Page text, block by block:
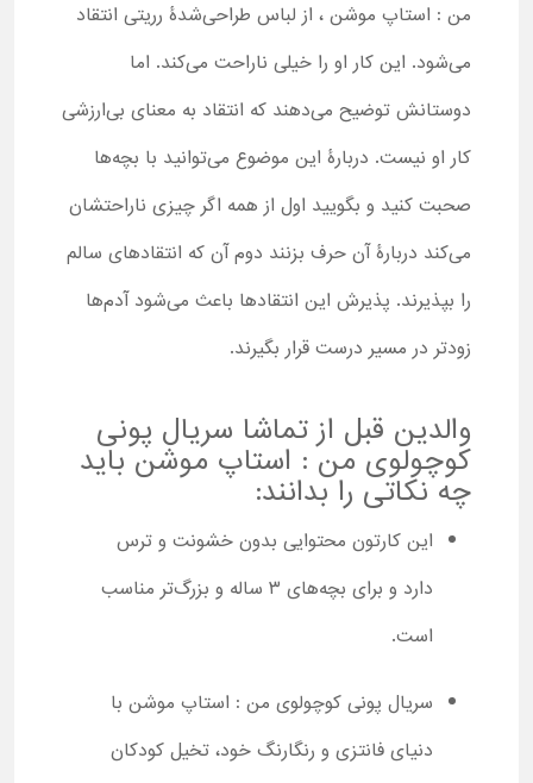
من : استاپ موشن ، از لباس طراحی‌شدۀ رریتی انتقاد
می‌شود. این کار او را خیلی ناراحت می‌کند. اما
دوستانش توضیح می‌دهند که انتقاد به معنای بی‌ارزشی
کار او نیست. دربارۀ این موضوع می‌توانید با بچه‌ها
صحبت کنید و بگویید اول از همه اگر چیزی ناراحتشان
می‌کند دربارۀ آن حرف بزنند دوم آن که انتقادهای سالم
را بپذیرند. پذیرش این انتقادها باعث می‌شود آدم‌ها
زودتر در مسیر درست قرار بگیرند.
والدین قبل از تماشا سریال پونی
کوچولوی من : استاپ موشن باید
چه نکاتی را بدانند:
این کارتون محتوایی بدون خشونت و ترس
دارد و برای بچه‌های ۳ ساله و بزرگ‌تر مناسب
است.
سریال پونی کوچولوی من : استاپ موشن با
دنیای فانتزی و رنگارنگ خود، تخیل کودکان